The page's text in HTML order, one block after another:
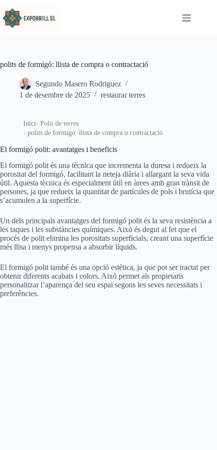
polits de formigó: llista de compra o contractació
Segundo Masero Rodriguez
1 de desembre de 2025
restaurar terres
Inici
Polit de terres
polits de formigó: llista de compra o contractació
El formigó polit: avantatges i beneficis
El formigó polit és una tècnica que incrementa la duresa i redueix la
porositat del formigó, facilitant la neteja diària i allargant la seva vida
útil. Aquesta tècnica és especialment útil en àrees amb gran trànsit de
persones, ja que redueix la quantitat de partícules de pols i brutícia que
s’acumulen a la superfície.
Un dels principals avantatges del formigó polit és la seva resistència a
les taques i les substàncies químiques. Això és degut al fet que el
procés de polit elimina les porositats superficials, creant una superfície
més llisa i menys propensa a absorbir líquids.
El formigó polit també és una opció estètica, ja que pot ser tractat per
obtenir diferents acabats i colors. Això permet als propietaris
personalitzar l’aparença del seu espai segons les seves necessitats i
preferències.